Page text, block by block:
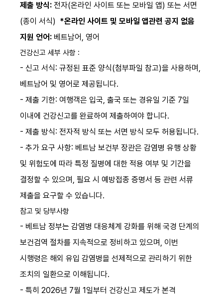
제출 방식: 전자(온라인 사이트 또는 모바일 앱) 또는 서면
(종이 서식) *온라인 사이트 및 모바일 앱관련 공지 없음
지원 언어: 베트남어, 영어
건강신고 세부 사항 :
- 신고 서식: 규정된 표준 양식(첨부파일 참고)을 사용하며,
베트남어 및 영어로 제공됩니다.
- 제출 기한: 여행객은 입국, 출국 또는 경유일 기준 7일
이내에 건강신고를 완료하여 제출하여야 합니다.
- 제출 방식: 전자적 방식 또는 서면 방식 모두 허용됩니다.
- 추가 요구 사항: 베트남 보건부 장관은 감염병 유행 상황
및 위험도에 따라 특정 질병에 대한 적용 여부 및 기간을
결정할 수 있으며, 필요 시 예방접종 증명서 등 관련 서류
제출을 요구할 수 있습니다.
참고 및 당부사항
- 베트남 정부는 감염병 대응체계 강화를 위해 국경 단계의
보건검역 절차를 지속적으로 정비하고 있으며, 이번
시행령은 해외 유입 감염병을 선제적으로 관리하기 위한
조치의 일환으로 이해됩니다.
- 특히 2026년 7월 1일부터 건강신고 제도가 본격